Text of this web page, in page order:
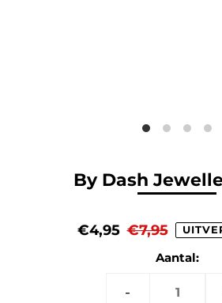
By Dash
€4,95 €7,95
Aantal:
-